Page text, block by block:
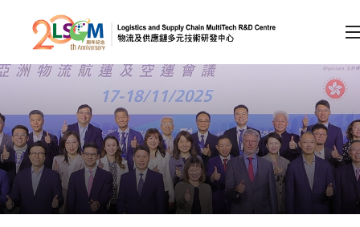
跳到内容（按回车键）
会员登录
A A EN 繁 简